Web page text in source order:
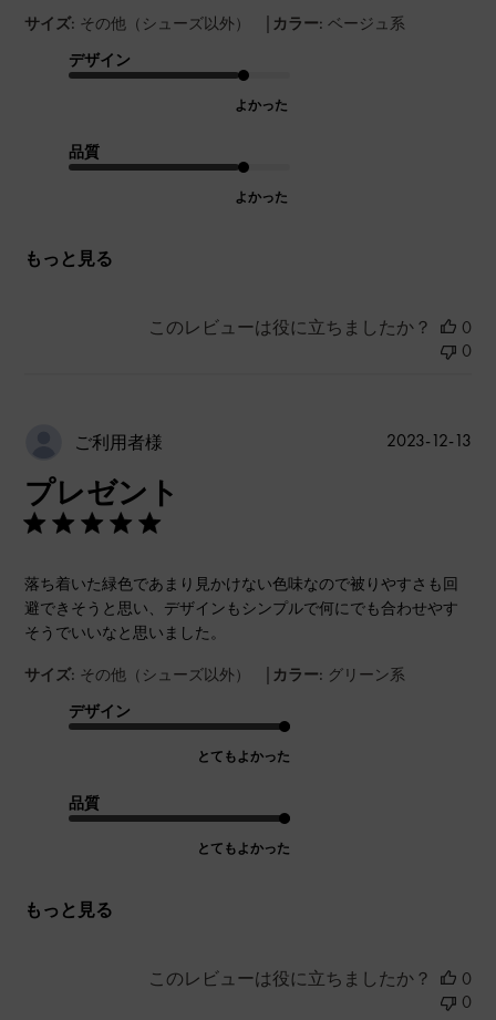
サイズ: その他（シューズ以外） | カラー: ベージュ系
デザイン
よかった
品質
よかった
もっと見る
このレビューは役に立ちましたか？
0
0
ご利用者様
プレゼント
落ち着いた緑色であまり見かけない色味なので被りやすさも回
避できそうと思い、デザインもシンプルで何にでも合わせやす
そうでいいなと思いました。
サイズ: その他（シューズ以外） | カラー: グリーン系
デザイン
とてもよかった
品質
とてもよかった
もっと見る
公
2023-12-13
このレビューは役に立ちましたか？
0
0